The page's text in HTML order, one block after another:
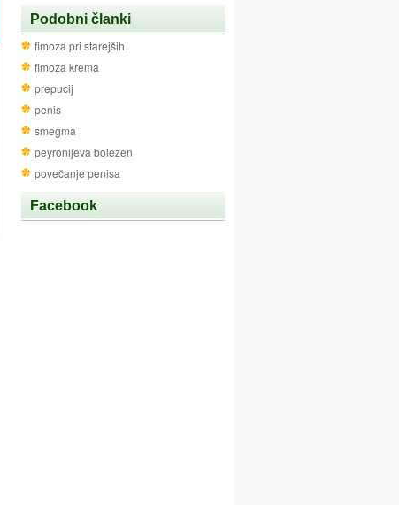
Podobni članki
fimoza pri starejših
fimoza krema
prepucij
penis
smegma
peyronijeva bolezen
povečanje penisa
Facebook